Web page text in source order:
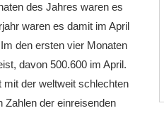
des Jahres waren es
waren es damit im April
den ersten vier Monaten
davon 500.600 im April.
der weltweit schlechten
der einreisenden